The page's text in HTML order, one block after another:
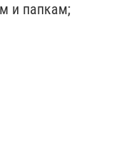
и папкам;